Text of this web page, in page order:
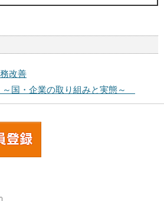
改善
～国・企業の取り組みと実態～